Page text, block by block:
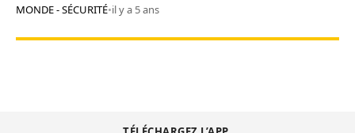
MONDE - SÉCURITÉ•il y a 5 ans